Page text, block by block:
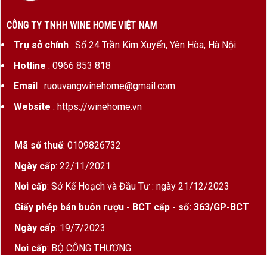
CÔNG TY TNHH WINE HOME VIỆT NAM
Trụ sở chính: Số 24 Trần Kim Xuyến, Yên Hòa, Hà Nội
Hotline : 0966 853 818
Email : ruouvangwinehome@gmail.com
Website : https://winehome.vn
Mã số thuế: 0109826732
Ngày cấp: 22/11/2021
Nơi cấp: Sở Kế Hoạch và Đầu Tư : ngày 21/12/2023
Giấy phép bán buôn rượu - BCT cấp - số: 363/GP-BCT
Ngày cấp: 19/7/2023
Nơi cấp: BỘ CÔNG THƯƠNG